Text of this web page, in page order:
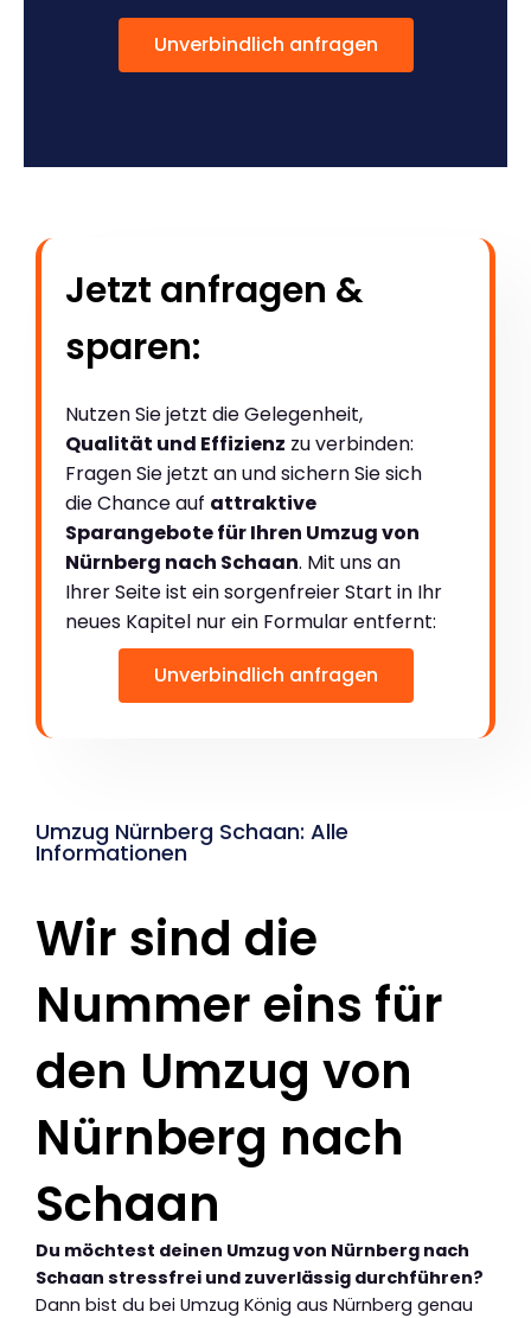
Unverbindlich anfragen
Jetzt anfragen &
sparen:
Nutzen Sie jetzt die Gelegenheit,
Qualität und Effizienz zu verbinden:
Fragen Sie jetzt an und sichern Sie sich
die Chance auf attraktive
Sparangebote für Ihren Umzug von
Nürnberg nach Schaan. Mit uns an
Ihrer Seite ist ein sorgenfreier Start in Ihr
neues Kapitel nur ein Formular entfernt:
Unverbindlich anfragen
Umzug Nürnberg Schaan: Alle
Informationen
Wir sind die
Nummer eins für
den Umzug von
Nürnberg nach
Schaan
Du möchtest deinen Umzug von Nürnberg nach
Schaan stressfrei und zuverlässig durchführen?
Dann bist du bei Umzug König aus Nürnberg genau